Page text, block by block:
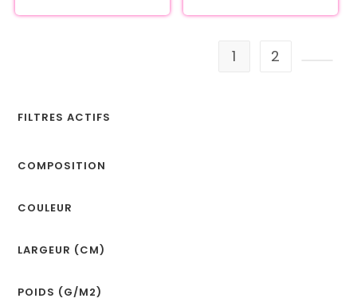
1 2
FILTRES ACTIFS
COMPOSITION
COULEUR
LARGEUR (CM)
POIDS (G/M2)